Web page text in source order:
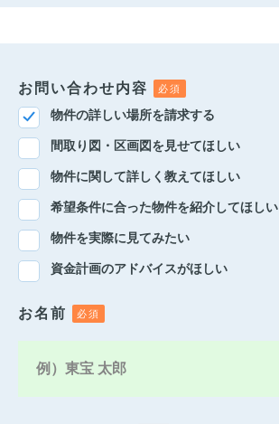
お問い合わせ内容
物件の詳しい場所を請求する
間取り図・区画図を見せてほしい
物件に関して詳しく教えてほしい
希望条件に合った物件を紹介してほしい
物件を実際に見てみたい
資金計画のアドバイスがほしい
お名前